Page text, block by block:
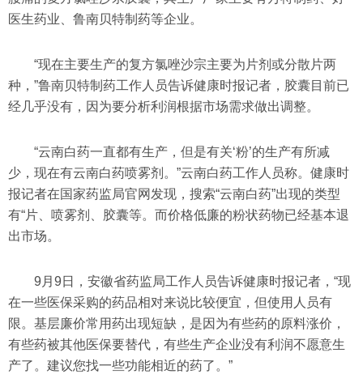
医生药业、鲁南贝特制药等企业。
“现在主要生产的复方氯唑沙宗主要为片剂或分散片两
种，”鲁南贝特制药工作人员告诉健康时报记者，胶囊目前已
经几乎没有，因为要分析利润根据市场需求做出调整。
“云南白药一直都有生产，但是有关‘粉’的生产有所减
少，现在有云南白药喷雾剂。”云南白药工作人员称。健康时
报记者在国家药监局官网发现，搜索“云南白药”出现的类型
有“片、喷雾剂、胶囊等。而价格低廉的粉状药物已经基本退
出市场。
9月9日，安徽省药监局工作人员告诉健康时报记者，“现
在一些医保采购的药品相对来说比较便宜，但使用人员有
限。基层廉价常用药出现短缺，是因为有些药的原料涨价，
有些药被其他医保要替代，有些生产企业没有利润不愿意生
产了。建议您找一些功能相近的药了。”